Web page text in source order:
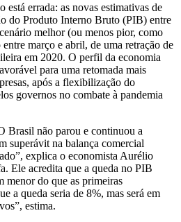
está errada: as novas estimativas de
do Produto Interno Bruto (PIB) entre
melhor (ou menos pior, como
março e abril, de uma retração de
em 2020. O perfil da economia
para uma retomada mais
após a flexibilização do
governos no combate à pandemia
Brasil não parou e continuou a
superávit na balança comercial
explica o economista Aurélio
Ele acredita que a queda no PIB
menor do que as primeiras
a queda seria de 8%, mas será em
estima.